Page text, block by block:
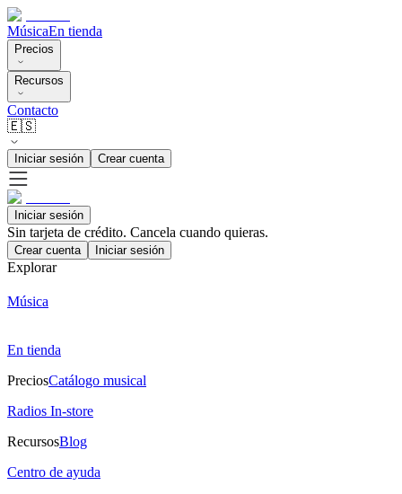
MúsicaEn tienda
Precios
Recursos
Contacto
🇪🇸
Iniciar sesión Crear cuenta
Iniciar sesión
Sin tarjeta de crédito. Cancela cuando quieras.
Crear cuenta Iniciar sesión
Explorar
Música
En tienda
PreciosCatálogo musical
Radios In-store
RecursosBlog
Centro de ayuda